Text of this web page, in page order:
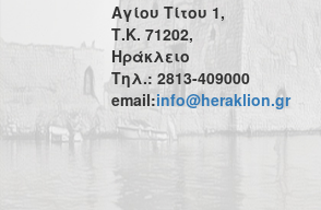
Αγίου Τίτου 1,
Τ.Κ. 71202,
Ηράκλειο
Τηλ.: 2813-409000
email:info@heraklion.gr